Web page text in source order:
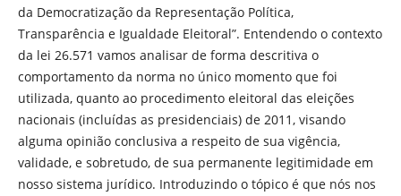
da Democratização da Representação Política,
Transparência e Igualdade Eleitoral”. Entendendo o contexto
da lei 26.571 vamos analisar de forma descritiva o
comportamento da norma no único momento que foi
utilizada, quanto ao procedimento eleitoral das eleições
nacionais (incluídas as presidenciais) de 2011, visando
alguma opinião conclusiva a respeito de sua vigência,
validade, e sobretudo, de sua permanente legitimidade em
nosso sistema jurídico. Introduzindo o tópico é que nós nos